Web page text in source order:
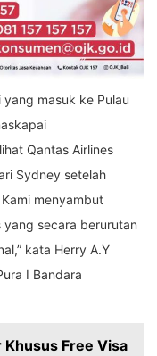
masuk ke Pulau
Qantas Airlines
Sydney setelah
menyambut
yang secara berurutan
kata Herry A.Y
I Bandara
Free Visa